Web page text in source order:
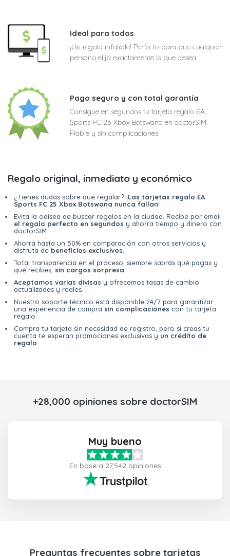
Ideal para todos
¡Un regalo infalible! Perfecto para que cualquier
persona elija exactamente lo que desea
Pago seguro y con total garantía
Consigue en segundos tu tarjeta regalo EA
Sports FC 25 Xbox Botswana en doctorSIM.
Fiable y sin complicaciones
Regalo original, inmediato y económico
¿Tienes dudas sobre qué regalar? ¡Las tarjetas regalo EA
Sports FC 25 Xbox Botswana nunca fallan!
Evita la odisea de buscar regalos en la ciudad. Recibe por email
el regalo perfecto en segundos y ahorra tiempo y dinero con
doctorSIM.
Ahorra hasta un 50% en comparación con otros servicios y
disfruta de beneficios exclusivos
Total transparencia en el proceso; siempre sabrás qué pagas y
qué recibes, sin cargos sorpresa
Aceptamos varias divisas y ofrecemos tasas de cambio
actualizadas y reales.
Nuestro soporte técnico está disponible 24/7 para garantizar
una experiencia de compra sin complicaciones con tu tarjeta
regalo.
Compra tu tarjeta sin necesidad de registro, pero si creas tu
cuenta te esperan promociones exclusivas y un crédito de
regalo
+28,000 opiniones sobre doctorSIM
Muy bueno
En base a 27,542 opiniones
Preguntas frecuentes sobre tarjetas